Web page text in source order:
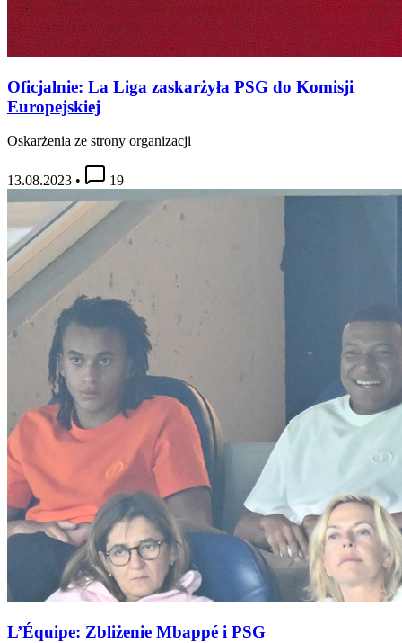
Oficjalnie: La Liga zaskarżyła PSG do Komisji
Europejskiej
Oskarżenia ze strony organizacji
13.08.2023 • 19
L’Équipe: Zbliżenie Mbappé i PSG